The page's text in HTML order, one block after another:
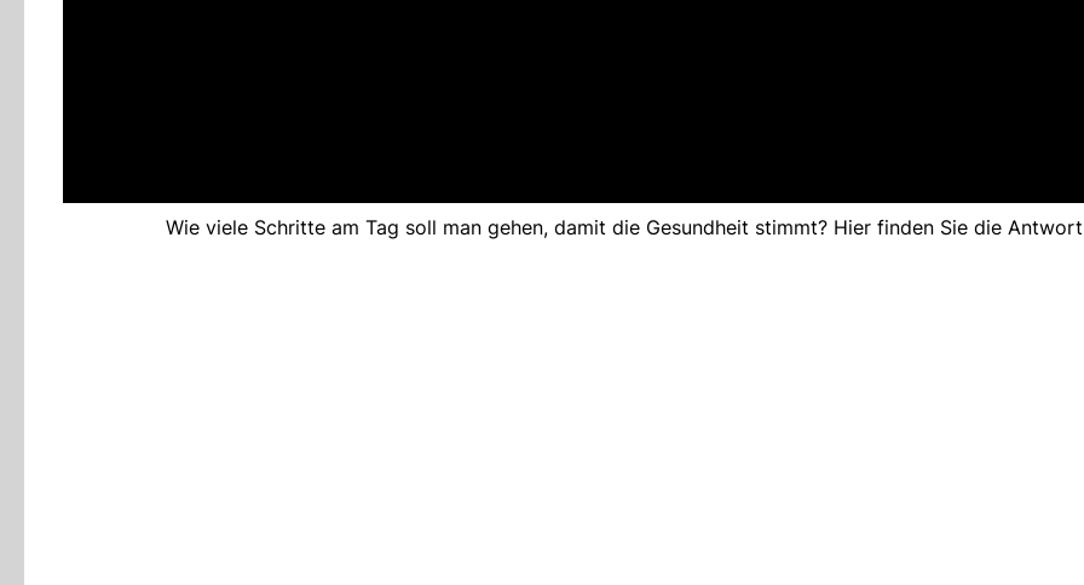
Wie viele Schritte am Tag soll man gehen, damit die Gesundheit stimmt? Hier finden Sie die